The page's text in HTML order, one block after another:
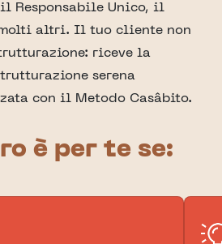
Responsabile Unico, il
altri. Il tuo cliente non
riceve la
serena
con il Metodo Casâbito.
è per te se: